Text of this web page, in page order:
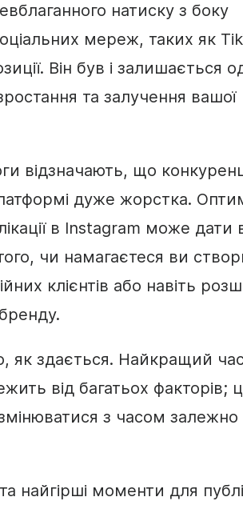
натиску з боку
мереж, таких як
Він був і залишається
та залучення вашої
відзначають, що
дуже жорстка.
в Instagram може дати
чи намагаєтеся ви
клієнтів або навіть
як здається. Найкращий
від багатьох факторів;
з часом залежно
найгірші моменти для